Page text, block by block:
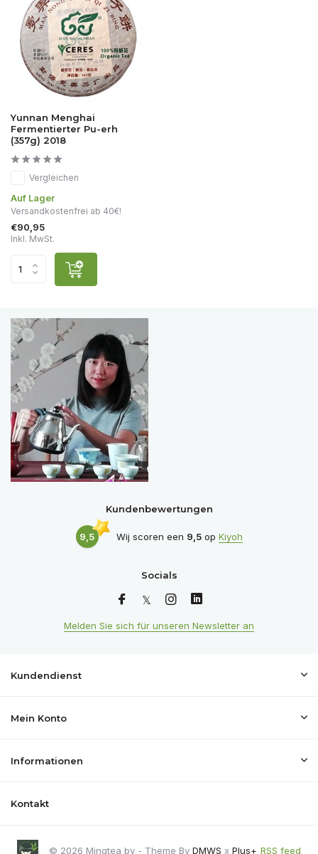
Yunnan Menghai
Fermentierter Pu-erh
(357g) 2018
Vergleichen
Auf Lager
Versandkostenfrei ab 40€!
€90,95
Inkl. MwSt.
Kundenbewertungen
9,5 Wij scoren een 9,5op Kiyoh
Socials
Melden Sie sich für unseren Newsletter an
Kundendienst
Mein Konto
Informationen
Kontakt
© 2026 Mingtea bv - Theme By DMWS x Plus+ RSS feed